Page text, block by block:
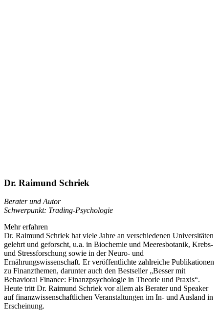
Dr. Raimund Schriek
Berater und Autor
Schwerpunkt: Trading-Psychologie
Mehr erfahren
Dr. Raimund Schriek hat viele Jahre an verschiedenen Universitäten
gelehrt und geforscht, u.a. in Biochemie und Meeresbotanik, Krebs-
und Stressforschung sowie in der Neuro- und
Ernährungswissenschaft. Er veröffentlichte zahlreiche Publikationen
zu Finanzthemen, darunter auch den Bestseller „Besser mit
Behavioral Finance: Finanzpsychologie in Theorie und Praxis“.
Heute tritt Dr. Raimund Schriek vor allem als Berater und Speaker
auf finanzwissenschaftlichen Veranstaltungen im In- und Ausland in
Erscheinung.